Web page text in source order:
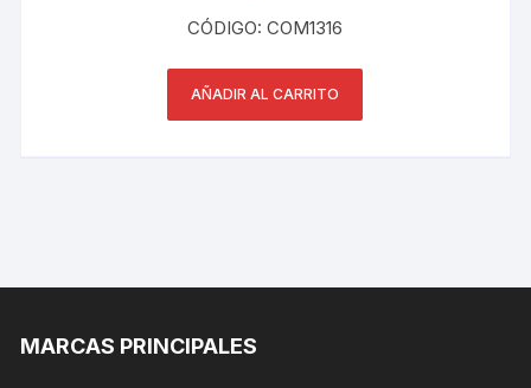
CÓDIGO: COM1316
AÑADIR AL CARRITO
MARCAS PRINCIPALES